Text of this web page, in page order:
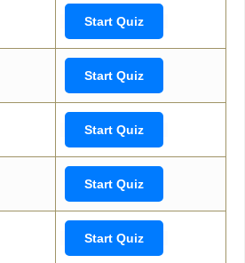
Start Quiz
Start Quiz
Start Quiz
Start Quiz
Start Quiz